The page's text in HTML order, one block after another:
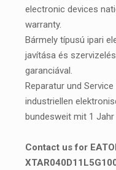
electronic devices
warranty.
Bármely típusú ipari
javítása és
garanciával.
Reparatur und
industriellen
bundesweit mit 1 Jahr
Contact us for